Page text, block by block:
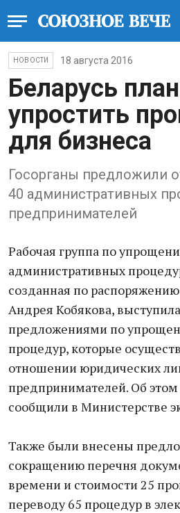
НОВОСТИ 18 августа 2016
Беларусь
упростить
для бизнеса
Госорганы предложили
40 административных
предпринимателей
Рабочая группа по
административных
созданная по
Андрея Кобякова,
предложениями по
процедур, которые
отношении юридических
предпринимателей. Об этом
сообщили в Министерстве
Также были внесены
сокращению перечня
времени и стоимости 25
переводу 65 процедур в